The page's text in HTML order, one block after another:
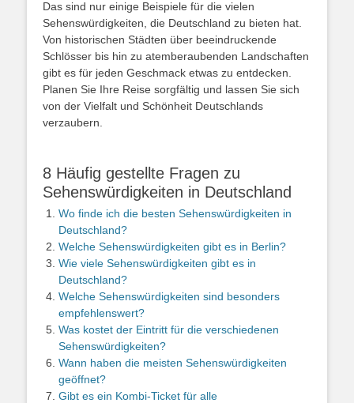
Das sind nur einige Beispiele für die vielen
Sehenswürdigkeiten, die Deutschland zu bieten hat.
Von historischen Städten über beeindruckende
Schlösser bis hin zu atemberaubenden Landschaften
gibt es für jeden Geschmack etwas zu entdecken.
Planen Sie Ihre Reise sorgfältig und lassen Sie sich
von der Vielfalt und Schönheit Deutschlands
verzaubern.
8 Häufig gestellte Fragen zu
Sehenswürdigkeiten in Deutschland
Wo finde ich die besten Sehenswürdigkeiten in
Deutschland?
Welche Sehenswürdigkeiten gibt es in Berlin?
Wie viele Sehenswürdigkeiten gibt es in
Deutschland?
Welche Sehenswürdigkeiten sind besonders
empfehlenswert?
Was kostet der Eintritt für die verschiedenen
Sehenswürdigkeiten?
Wann haben die meisten Sehenswürdigkeiten
geöffnet?
Gibt es ein Kombi-Ticket für alle